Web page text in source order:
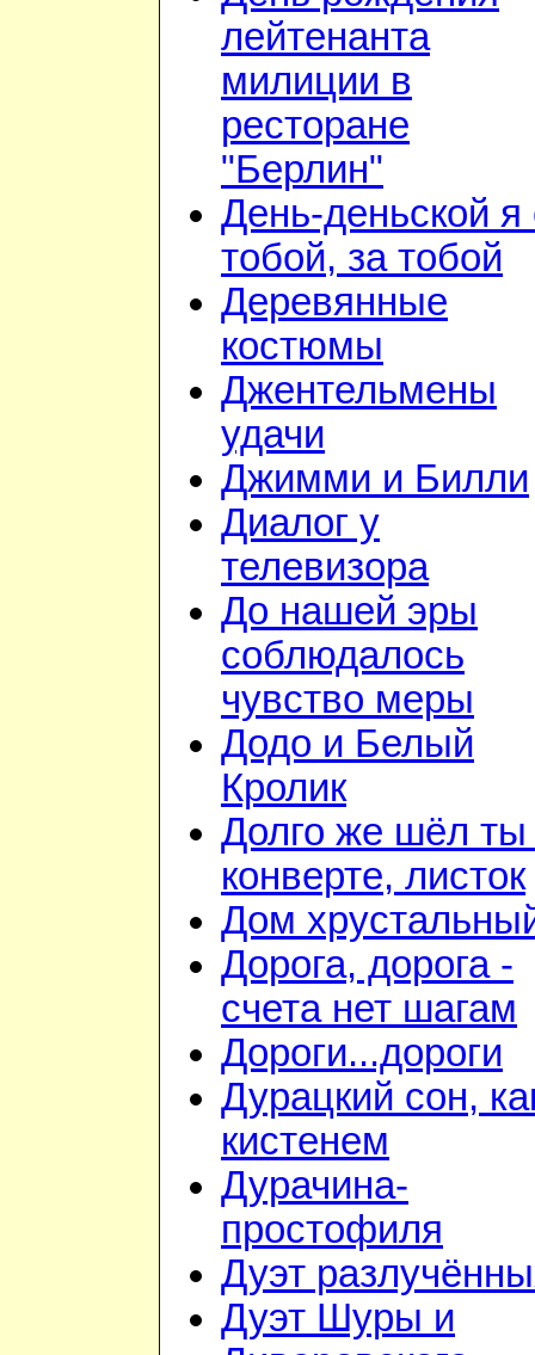
лейтенанта
милиции в
ресторане
"Берлин"
День-деньской я
тобой, за тобой
Деревянные
костюмы
Джентельмены
удачи
Джимми и Билли
Диалог у
телевизора
До нашей эры
соблюдалось
чувство меры
Додо и Белый
Кролик
Долго же шёл ты
конверте, листок
Дом
Дорога, дорога -
счета нет шагам
Дороги...дороги
Дурацкий сон,
кистенем
Дурачина-
простофиля
Дуэт
Дуэт Шуры и